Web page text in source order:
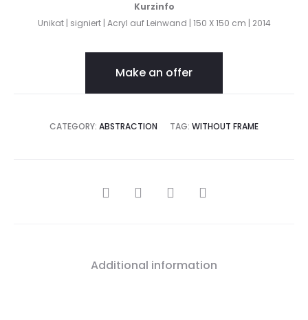
Kurzinfo
Unikat | signiert | Acryl auf Leinwand | 150 X 150 cm | 2014
Make an offer
CATEGORY: ABSTRACTION TAG: WITHOUT FRAME
SHARE
Additional information